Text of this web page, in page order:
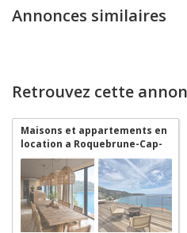
Annonces similaires
Retrouvez cette
Maisons et appartements en
location a Roquebrune-Cap-
Martin